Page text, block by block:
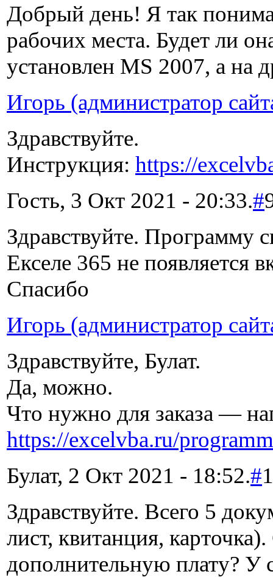
Добрый день! Я так
рабочих места. Будет ли
установлен MS 2007, а на
Игорь (администратор
Здравствуйте.
Инструкция: https://
Гость, 3 Окт 2021 - 20:33.#
Здравствуйте. Программу
Екселе 365 не появляется
Спасибо
Игорь (администратор
Здравствуйте, Булат.
Да, можно.
Что нужно для заказа —
https://excelvba.ru/
Булат, 2 Окт 2021 - 18:52.#
Здравствуйте. Всего 5
лист, квитанция,
дополнительную плату? У